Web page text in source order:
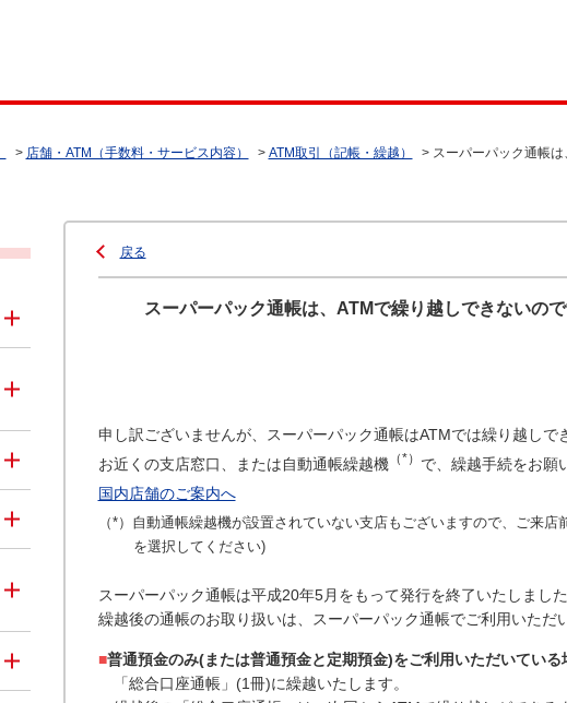
> 店舗・ATM（手数料・サービス内容） > ATM取引（記帳・繰越） > スーパーパック通帳
戻る
スーパーパック通帳は、ATMで繰り越しできないの
申し訳ございませんが、スーパーパック通帳はATMでは繰り越しで
お近くの支店窓口、または自動通帳繰越機 （*）
で、繰越手続をお願
国内店舗のご案内へ
（*）自動通帳繰越機が設置されていない支店もございますので、ご来
を選択してください)
スーパーパック通帳は平成20年5月をもって発行を終了いたしました
繰越後の通帳のお取り扱いは、スーパーパック通帳でご利用いただ
■普通預金のみ(または普通預金と定期預金)をご利用いただいている
「総合口座通帳」(1冊)に繰越いたします。